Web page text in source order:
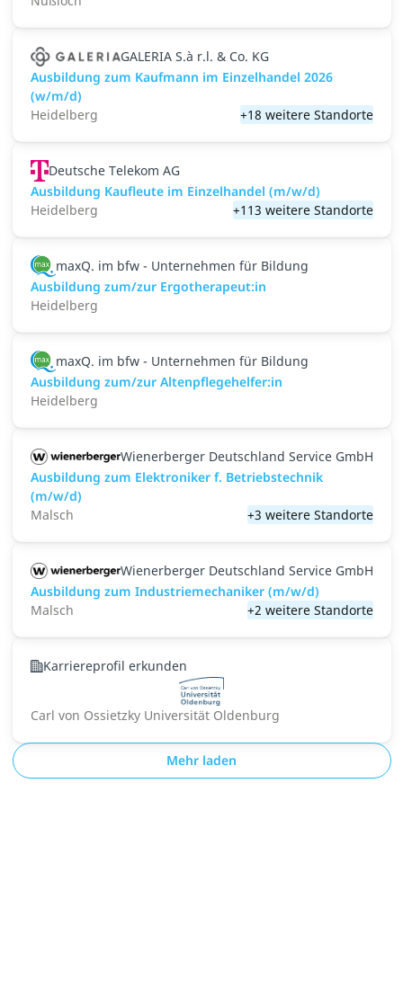
GALERIA S.à r.l. & Co. KG
Ausbildung zum Kaufmann im Einzelhandel 2026
(w/m/d)
Heidelberg
+18 weitere Standorte
Deutsche Telekom AG
Ausbildung Kaufleute im Einzelhandel (m/w/d)
Heidelberg
+113 weitere Standorte
maxQ. im bfw - Unternehmen für Bildung
Ausbildung zum/zur Ergotherapeut:in
Heidelberg
maxQ. im bfw - Unternehmen für Bildung
Ausbildung zum/zur Altenpflegehelfer:in
Heidelberg
Wienerberger Deutschland Service GmbH
Ausbildung zum Elektroniker f. Betriebstechnik
(m/w/d)
Malsch
+3 weitere Standorte
Wienerberger Deutschland Service GmbH
Ausbildung zum Industriemechaniker (m/w/d)
Malsch
+2 weitere Standorte
Karriereprofil erkunden
Carl von Ossietzky Universität Oldenburg
Mehr laden